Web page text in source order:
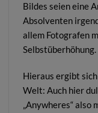
Bildes seien eine
Absolventen
allem Fotografen
Selbstüberhöhung.
Hieraus ergibt
Welt: Auch hier
„Anywheres“ also